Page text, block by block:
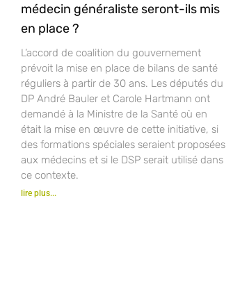
médecin généraliste seront-ils mis
en place ?
L’accord de coalition du gouvernement
prévoit la mise en place de bilans de santé
réguliers à partir de 30 ans. Les députés du
DP André Bauler et Carole Hartmann ont
demandé à la Ministre de la Santé où en
était la mise en œuvre de cette initiative, si
des formations spéciales seraient proposées
aux médecins et si le DSP serait utilisé dans
ce contexte.
lire plus...